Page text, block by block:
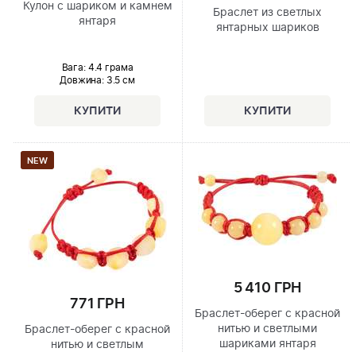
Кулон с шариком и камнем
янтаря
Вага: 4.4 грама
Довжина:3.5 см
Браслет из светлых
янтарных шариков
NEW
771 ГРН
Браслет-оберег с красной
нитью и светлым
5 410 ГРН
Браслет-оберег с красной
нитью и светлыми
шариками янтаря